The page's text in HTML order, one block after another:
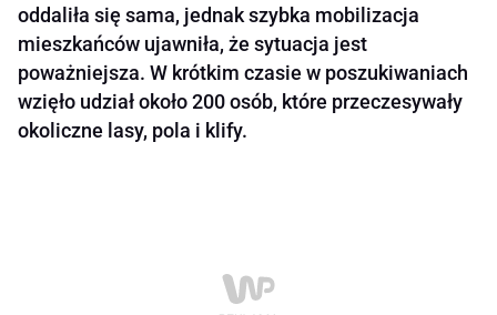
oddaliła się sama, jednak szybka mobilizacja
mieszkańców ujawniła, że sytuacja jest
poważniejsza. W krótkim czasie w poszukiwaniach
wzięło udział około 200 osób, które przeczesywały
okoliczne lasy, pola i klify.